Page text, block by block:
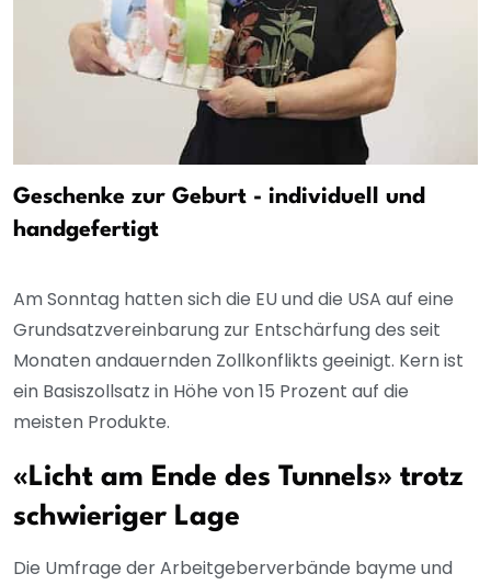
Geschenke zur Geburt - individuell und
handgefertigt
Am Sonntag hatten sich die EU und die USA auf eine
Grundsatzvereinbarung zur Entschärfung des seit
Monaten andauernden Zollkonflikts geeinigt. Kern ist
ein Basiszollsatz in Höhe von 15 Prozent auf die
meisten Produkte.
«Licht am Ende des Tunnels» trotz
schwieriger Lage
Die Umfrage der Arbeitgeberverbände bayme und